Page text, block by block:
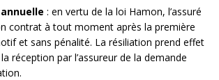
: en vertu de la loi Hamon, l’assuré
contrat à tout moment après la première
et sans pénalité. La résiliation prend effet
réception par l’assureur de la demande